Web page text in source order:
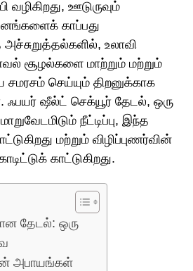
வழிகிறது, ஊடுருவும்
காப்பது
உலாவி
சூழல்களை மாற்றும் மற்றும்
சமரசம் செய்யும் திறனுக்காக
ஃபயர் ஷீல்ட் செக்யூர் தேடல், ஒரு
நீட்டிப்பு, இந்த
மற்றும் விழிப்புணர்வின்
காட்டுகிறது.
தேடல்: ஒரு
அபாயங்கள்